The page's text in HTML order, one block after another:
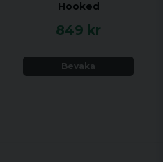
Hooked
849 kr
Bevaka